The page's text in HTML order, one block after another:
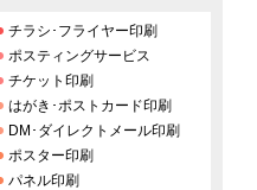
チラシ･フライヤー印刷
ポスティングサービス
チケット印刷
はがき･ポストカード印刷
DM･ダイレクトメール印刷
ポスター印刷
パネル印刷